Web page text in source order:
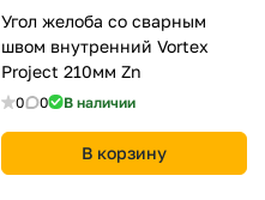
Угол желоба со сварным
швом внутренний Vortex
Project 210мм Zn
0 0 В наличии
В корзину